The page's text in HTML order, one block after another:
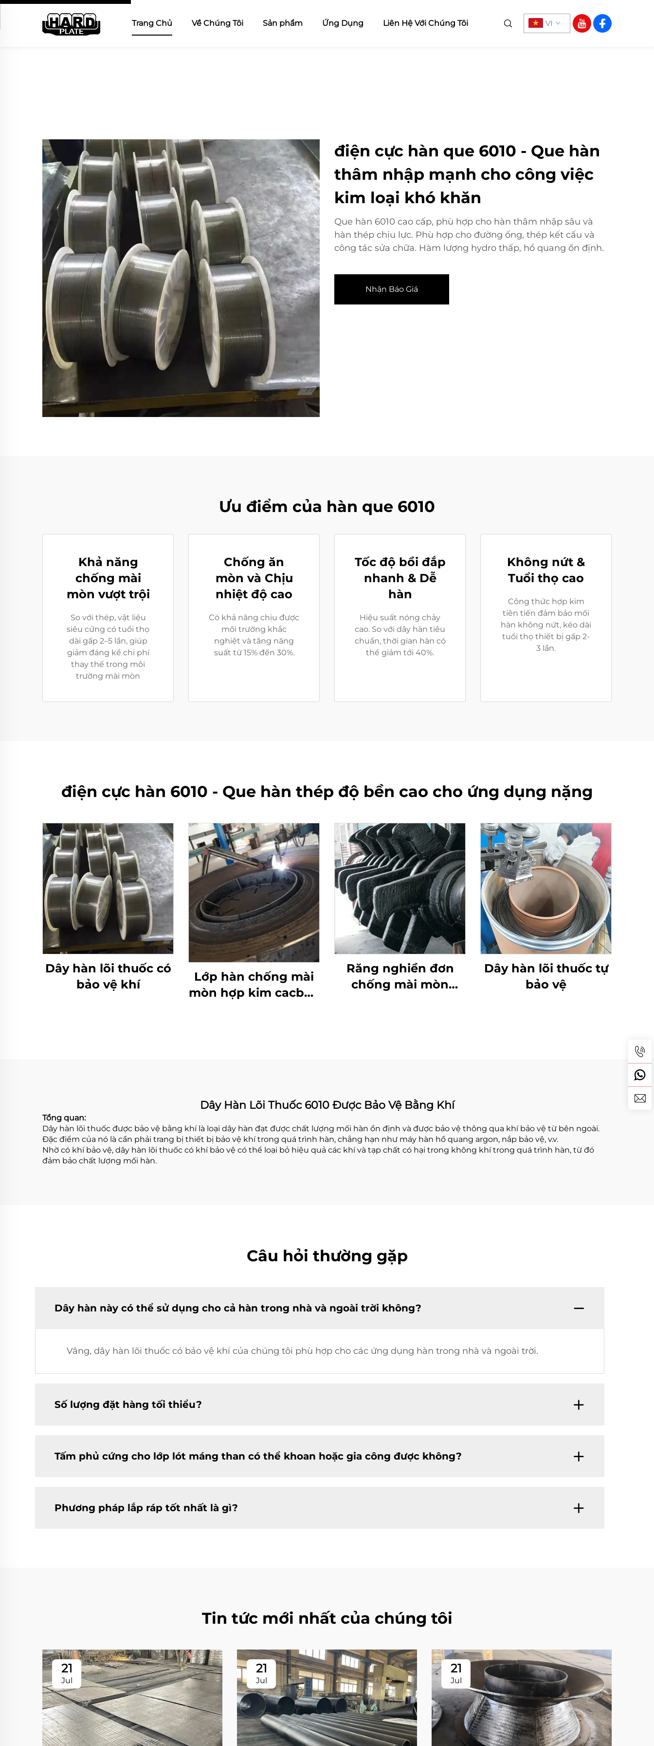
Trang Chủ Về Chúng Tôi Sản phẩm Ứng Dụng Liên Hệ Với Chúng Tôi VI
điện cực hàn que 6010 - Que hàn
thâm nhập mạnh cho công việc
kim loại khó khăn
Que hàn 6010 cao cấp, phù hợp cho hàn thâm nhập sâu và
hàn thép chịu lực. Phù hợp cho đường ống, thép kết cấu và
công tác sửa chữa. Hàm lượng hydro thấp, hồ quang ổn định.
Nhận Báo Giá
Ưu điểm của hàn que 6010
Khả năng
chống mài
mòn vượt trội
So với thép, vật liệu
siêu cứng có tuổi thọ
dài gấp 2–5 lần, giúp
giảm đáng kể chi phí
thay thế trong môi
trường mài mòn
Chống ăn
mòn và Chịu
nhiệt độ cao
Có khả năng chịu được
môi trường khắc
nghiệt và tăng năng
suất từ 15% đến 30%.
Tốc độ bồi đắp
nhanh & Dễ
hàn
Hiệu suất nóng chảy
cao. So với dây hàn tiêu
chuẩn, thời gian hàn có
thể giảm tới 40%.
Không nứt &
Tuổi thọ cao
Công thức hợp kim
tiên tiến đảm bảo mối
hàn không nứt, kéo dài
tuổi thọ thiết bị gấp 2-
3 lần.
điện cực hàn 6010 - Que hàn thép độ bền cao cho ứng dụng nặng
Dây hàn lõi thuốc có
bảo vệ khí
Lớp hàn chống mài
mòn hợp kim cacbua
Răng nghiền đơn
chống mài mòn
Dây hàn lõi thuốc tự
bảo vệ
Dây Hàn Lõi Thuốc 6010 Được Bảo Vệ Bằng Khí
Tổng quan:
Dây hàn lõi thuốc được bảo vệ bằng khí là loại dây hàn đạt được chất lượng mối hàn ổn định và được bảo vệ thông qua khí bảo vệ từ bên ngoài.
Đặc điểm của nó là cần phải trang bị thiết bị bảo vệ khí trong quá trình hàn, chẳng hạn như máy hàn hồ quang argon, nắp bảo vệ, v.v.
Nhờ có khí bảo vệ, dây hàn lõi thuốc có khí bảo vệ có thể loại bỏ hiệu quả các khí và tạp chất có hại trong không khí trong quá trình hàn, từ đó
đảm bảo chất lượng mối hàn.
Câu hỏi thường gặp
Dây hàn này có thể sử dụng cho cả hàn trong nhà và ngoài trời không?
Vâng, dây hàn lõi thuốc có bảo vệ khí của chúng tôi phù hợp cho các ứng dụng hàn trong nhà và ngoài trời.
Số lượng đặt hàng tối thiểu?
Tấm phủ cứng cho lớp lót máng than có thể khoan hoặc gia công được không?
Phương pháp lắp ráp tốt nhất là gì?
Tin tức mới nhất của chúng tôi
21
Jul
21
Jul
21
Jul